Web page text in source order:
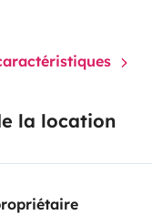
la location